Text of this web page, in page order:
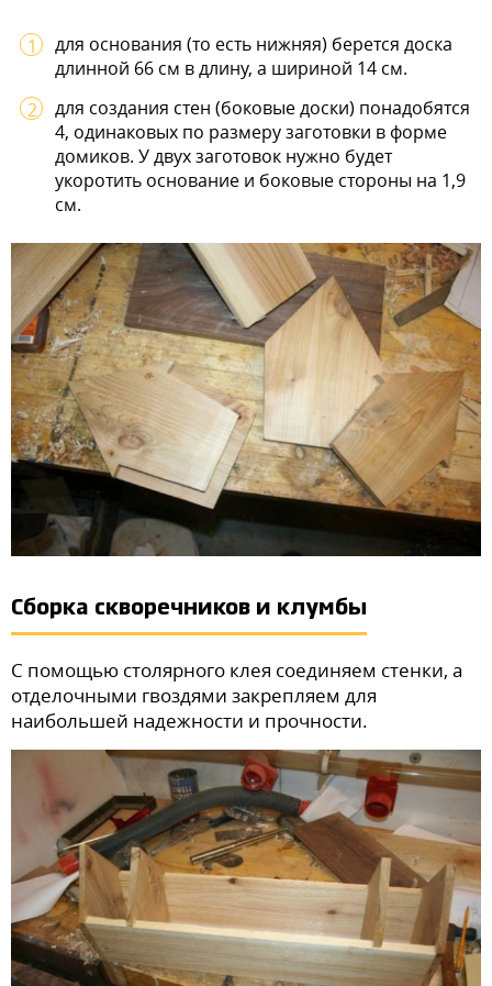
для основания (то есть нижняя) берется доска
длинной 66 см в длину, а шириной 14 см.
для создания стен (боковые доски) понадобятся
4, одинаковых по размеру заготовки в форме
домиков. У двух заготовок нужно будет
укоротить основание и боковые стороны на 1,9
см.
Сборка скворечников и клумбы
С помощью столярного клея соединяем стенки, а
отделочными гвоздями закрепляем для
наибольшей надежности и прочности.